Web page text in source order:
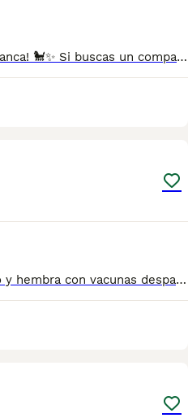
Nueva camada de Caniche en Salamanca! 🐩✨ Si buscas un compañero inteligente, cariñoso y con un pelo espectacular que no suelta alergia, ¡los más pequeños de la casa ya están aquí! Criados en un ambiente profesional, con todo el mimo, dedicación y cuidados que se merecen. La madre es mini(5kg), y el padre Toy (2.6kg) ¿Qué entregamos con cada cachorro? 🩺 Garantía sanitaria (vírica y genética). 💉 Cartilla sanitaria oficial con las vacunas y desparasitaciones al día según su edad. 📜 Documentación oficial de nuestro Núcleo Zoológico. 📍 Ubicación: Salamanca. ✨ ¡Ven a conocerlos sin compromiso o solicita fotos y vídeos de los peques! 661465965
Preciosos caniches color rojo macho y hembra con vacunas desparasitación pasaporte y microchip hacemos envío y puede pagar cuando lo reciba para más información y vídeos contactar al teléfono 600881366 núcleo 0612